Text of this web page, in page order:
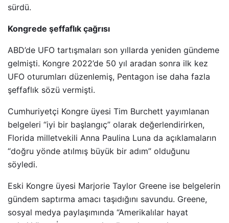
sürdü.
Kongrede şeffaflık çağrısı
ABD’de UFO tartışmaları son yıllarda yeniden gündeme
gelmişti. Kongre 2022’de 50 yıl aradan sonra ilk kez
UFO oturumları düzenlemiş, Pentagon ise daha fazla
şeffaflık sözü vermişti.
Cumhuriyetçi Kongre üyesi Tim Burchett yayımlanan
belgeleri “iyi bir başlangıç” olarak değerlendirirken,
Florida milletvekili Anna Paulina Luna da açıklamaların
“doğru yönde atılmış büyük bir adım” olduğunu
söyledi.
Eski Kongre üyesi Marjorie Taylor Greene ise belgelerin
gündem saptırma amacı taşıdığını savundu. Greene,
sosyal medya paylaşımında “Amerikalılar hayat